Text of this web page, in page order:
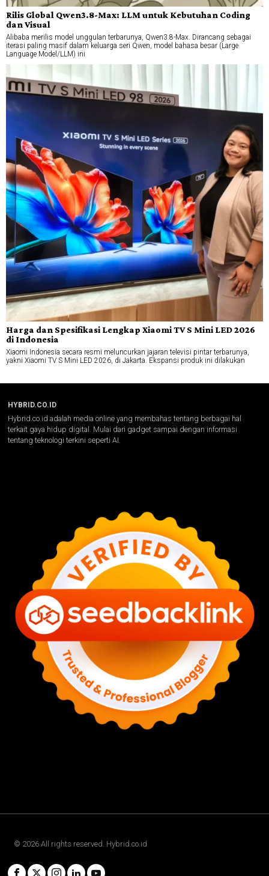
Rilis Global Qwen3.8-Max: LLM untuk Kebutuhan Coding
dan Visual
Alibaba merilis model unggulan terbarunya, Qwen3.8-Max. Dirancang sebagai
iterasi paling masif dalam keluarga seri Qwen, model bahasa besar (Large
Language Model/LLM) ini
Harga dan Spesifikasi Lengkap Xiaomi TV S Mini LED 2026
di Indonesia
Xiaomi Indonesia secara resmi meluncurkan jajaran televisi pintar terbarunya,
yakni Xiaomi TV S Mini LED 2026, di Jakarta. Ekspansi produk ini dilakukan
HYBRID.CO.ID
Hybrid.co.id adalah media online yang membahas tentang berbagai hal
terkait gaya hidup digital. Mulai dari gadget sampai dengan informasi
tentang teknologi terkini seperti AI.
© 2026 All rights reserved. Hybrid.co.id